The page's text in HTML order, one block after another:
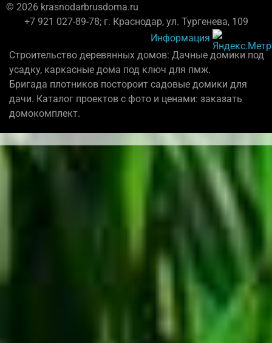
© 2026 krasnodarbrusdoma.ru
+7 921 027-89-78; г. Краснодар, ул. Тургенева, 109
Информация
Строительство деревянных домов: Дачные домики под
усадку, каркасные дома под ключ для пмж.
Бригада плотников постороит садовые домики для
дачи. Каталог проектов с фото и ценами: заказать
домокомплект.